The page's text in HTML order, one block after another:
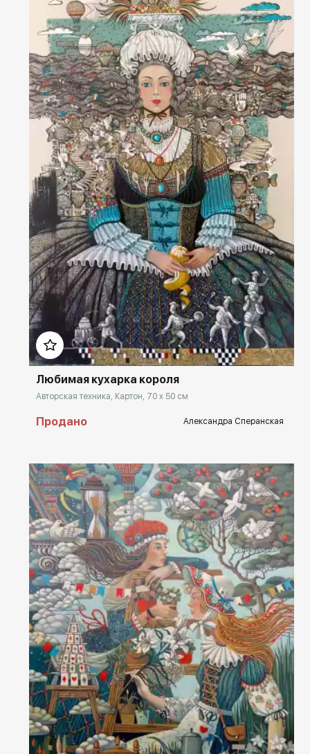
Домен: rakovgallery.ru
Любимая кухарка короля
Авторская техника, Картон, 70 x 50 см
Продано Александра Сперанская